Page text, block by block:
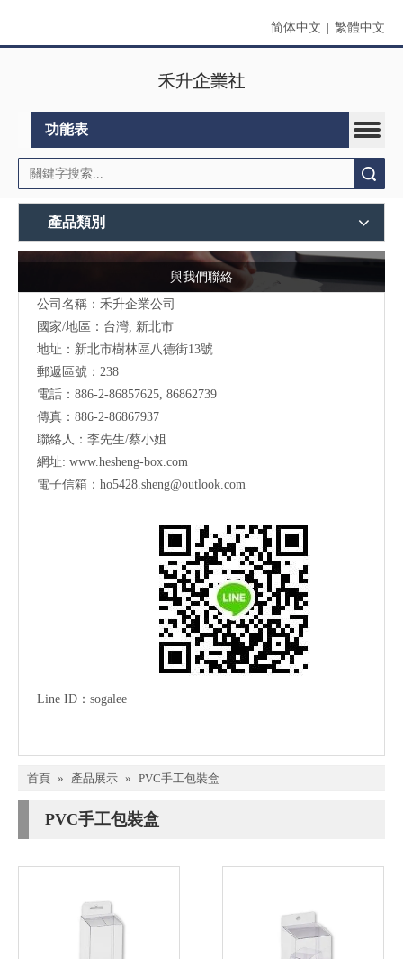
简体中文 繁體中文
功能表
產品類別
與我們聯絡
公司名稱：禾升企業公司
國家/地區：台灣, 新北市
地址：新北市樹林區八德街13號
郵遞區號：238
電話：886-2-86857625, 86862739
傳真：886-2-86867937
聯絡人：李先生/蔡小姐
網址: www.hesheng-box.com
電子信箱：ho5428.sheng@outlook.com
Line ID ： sogalee
首頁 » 產品展示 » PVC手工包裝盒
PVC手工包裝盒